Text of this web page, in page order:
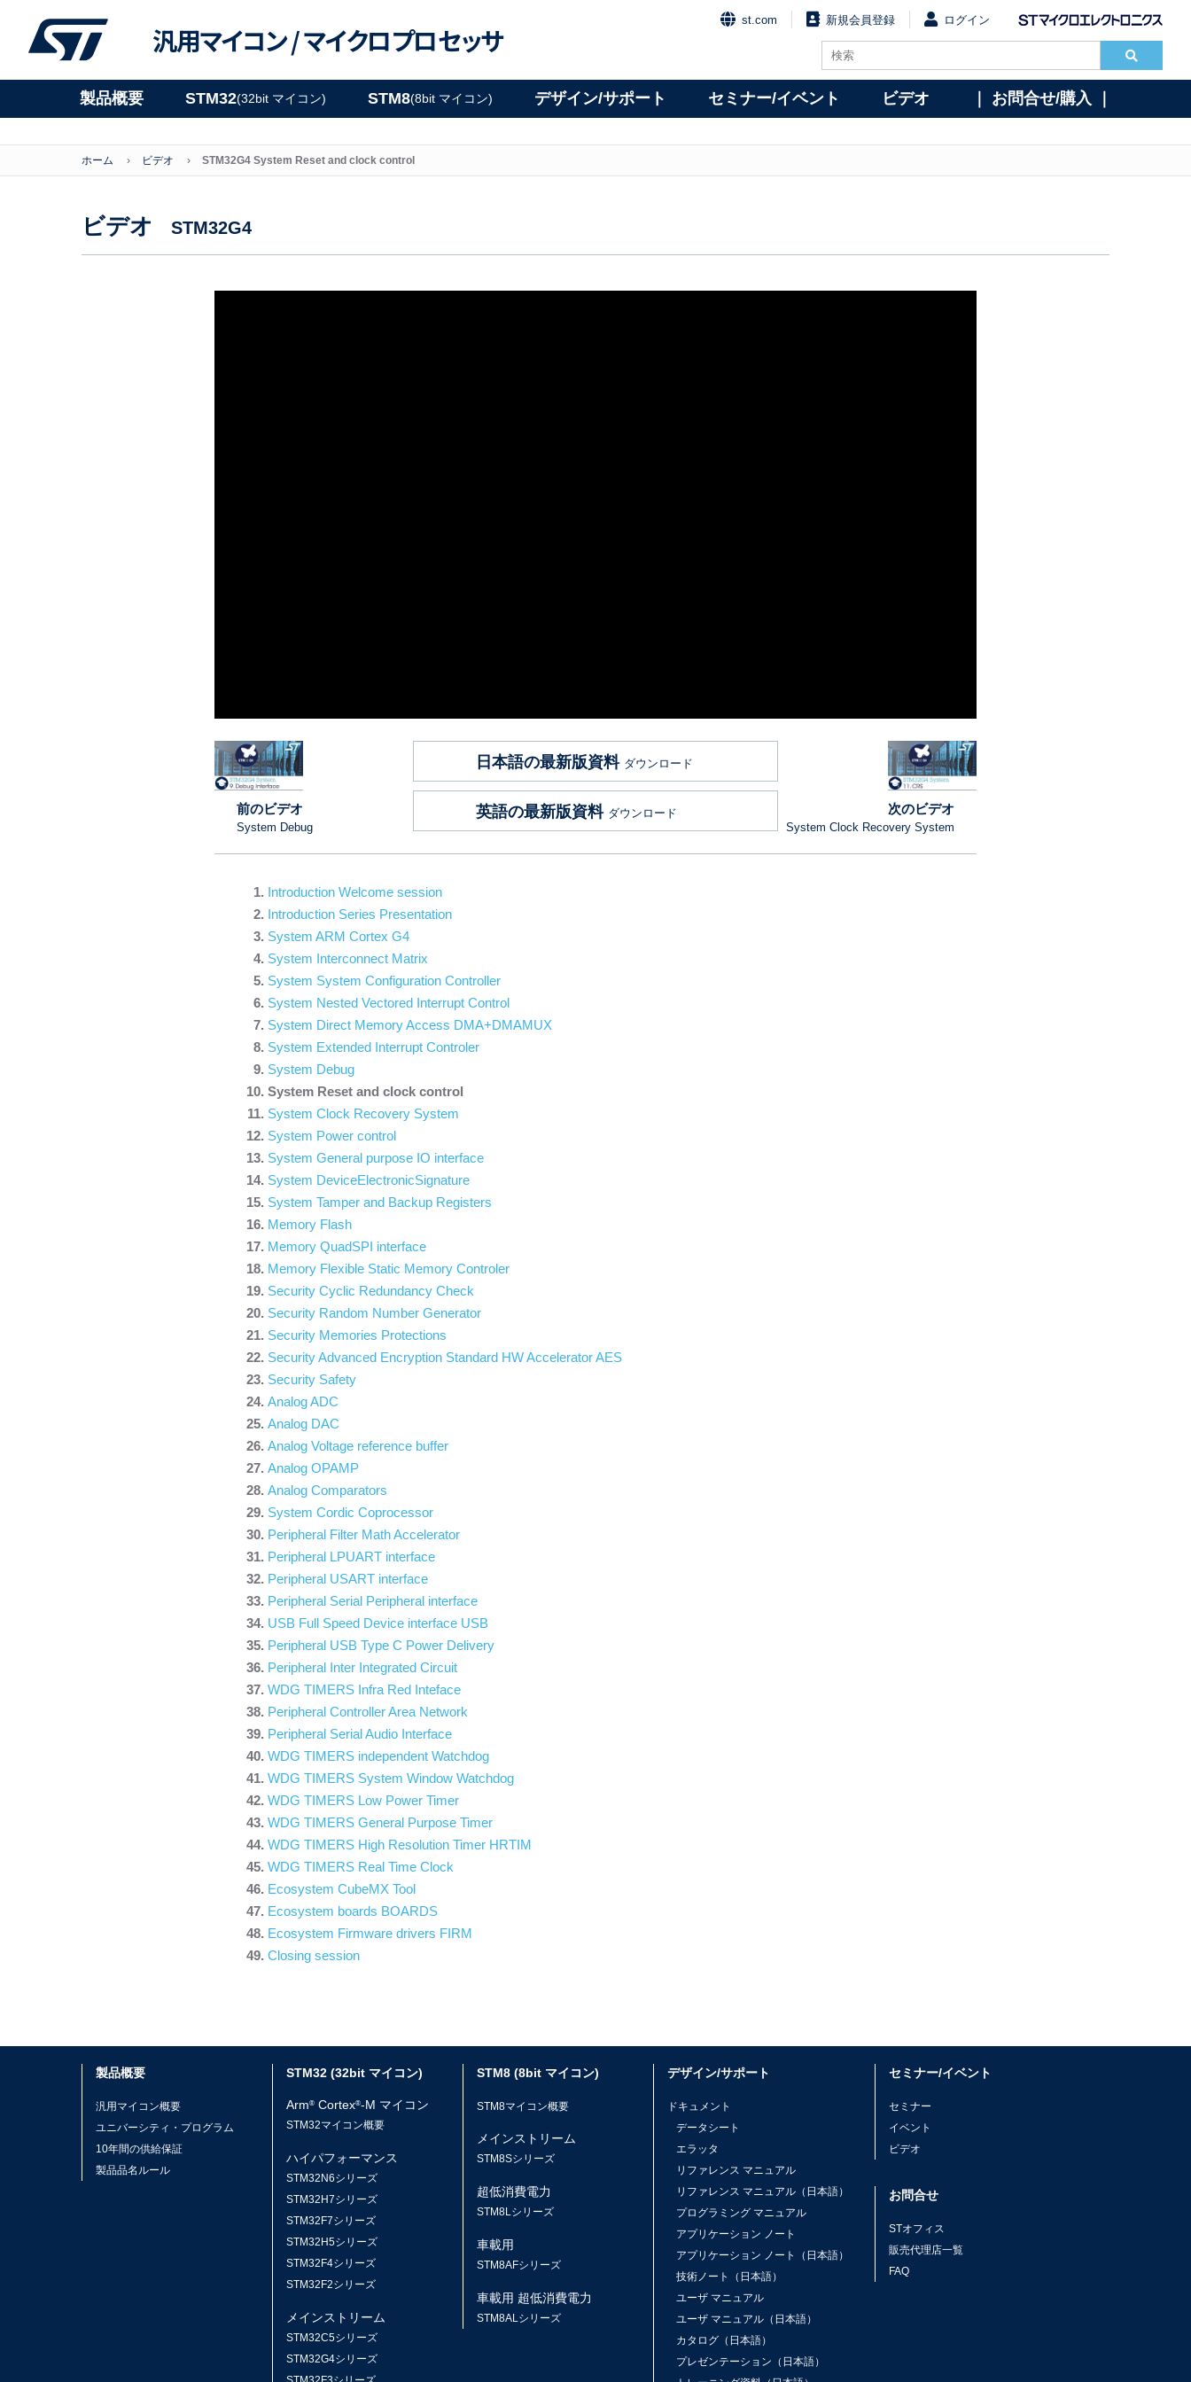
汎用マイコン /マイクロプロセッサ
st.com 新規会員登録 ログイン
製品概要 STM32(32bit マイコン) STM8(8bit マイコン) デザイン/サポート セミナー/イベント ビデオ ｜ お問合せ/購入 ｜
ホーム ビデオ STM32G4 System Reset and clock control
ビデオ STM32G4
前のビデオ
System Debug
日本語の最新版資料 ダウンロード
英語の最新版資料 ダウンロード 次のビデオ
System Clock Recovery System
Introduction Welcome session
Introduction Series Presentation
System ARM Cortex G4
System Interconnect Matrix
System System Configuration Controller
System Nested Vectored Interrupt Control
System Direct Memory Access DMA+DMAMUX
System Extended Interrupt Controler
System Debug
System Reset and clock control
System Clock Recovery System
System Power control
System General purpose IO interface
System DeviceElectronicSignature
System Tamper and Backup Registers
Memory Flash
Memory QuadSPI interface
Memory Flexible Static Memory Controler
Security Cyclic Redundancy Check
Security Random Number Generator
Security Memories Protections
Security Advanced Encryption Standard HW Accelerator AES
Security Safety
Analog ADC
Analog DAC
Analog Voltage reference buffer
Analog OPAMP
Analog Comparators
System Cordic Coprocessor
Peripheral Filter Math Accelerator
Peripheral LPUART interface
Peripheral USART interface
Peripheral Serial Peripheral interface
USB Full Speed Device interface USB
Peripheral USB Type C Power Delivery
Peripheral Inter Integrated Circuit
WDG TIMERS Infra Red Inteface
Peripheral Controller Area Network
Peripheral Serial Audio Interface
WDG TIMERS independent Watchdog
WDG TIMERS System Window Watchdog
WDG TIMERS Low Power Timer
WDG TIMERS General Purpose Timer
WDG TIMERS High Resolution Timer HRTIM
WDG TIMERS Real Time Clock
Ecosystem CubeMX Tool
Ecosystem boards BOARDS
Ecosystem Firmware drivers FIRM
Closing session
製品概要
汎用マイコン概要
ユニバーシティ・プログラム
10年間の供給保証
製品品名ルール
STM32 (32bit マイコン)
Arm® Cortex®-M マイコン
STM32マイコン概要
ハイパフォーマンス
STM32N6シリーズ
STM32H7シリーズ
STM32F7シリーズ
STM32H5シリーズ
STM32F4シリーズ
STM32F2シリーズ
メインストリーム
STM32C5シリーズ
STM32G4シリーズ
STM8 (8bit マイコン)
STM8マイコン概要
メインストリーム
STM8Sシリーズ
超低消費電力
STM8Lシリーズ
車載用
STM8AFシリーズ
車載用 超低消費電力
STM8ALシリーズ
デザイン/サポート
ドキュメント
データシート
エラッタ
リファレンス マニュアル
リファレンス マニュアル（日本語）
プログラミング マニュアル
アプリケーション ノート
アプリケーション ノート（日本語）
技術ノート（日本語）
ユーザ マニュアル
ユーザ マニュアル（日本語）
カタログ（日本語）
プレゼンテーション（日本語）
セミナー/イベント
セミナー
イベント
ビデオ
お問合せ
STオフィス
販売代理店一覧
FAQ